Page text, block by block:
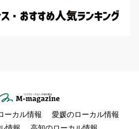
ーカル情報
愛媛のローカル情報